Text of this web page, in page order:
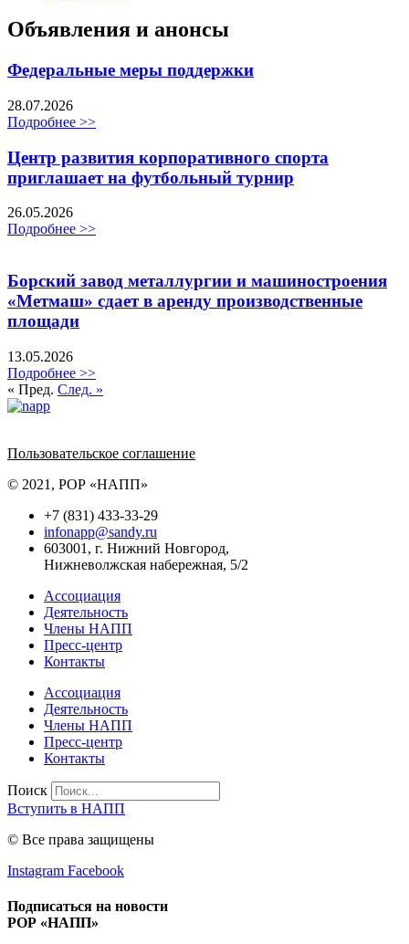
Объявления и анонсы
Федеральные меры поддержки
28.07.2026
Подробнее >>
Центр развития корпоративного спорта
приглашает на футбольный турнир
26.05.2026
Подробнее >>
Борский завод металлургии и машиностроения
«Метмаш» сдает в аренду производственные
площади
13.05.2026
Подробнее >>
« Пред. След. »
Пользовательское соглашение
© 2021, РОР «НАПП»
+7 (831) 433-33-29
infonapp@sandy.ru
603001, г. Нижний Новгород,
Нижневолжская набережная, 5/2
Ассоциация
Деятельность
Члены НАПП
Пресс-центр
Контакты
Ассоциация
Деятельность
Члены НАПП
Пресс-центр
Контакты
Поиск
Вступить в НАПП
© Все права защищены
Instagram Facebook
Подписаться на новости
РОР «НАПП»